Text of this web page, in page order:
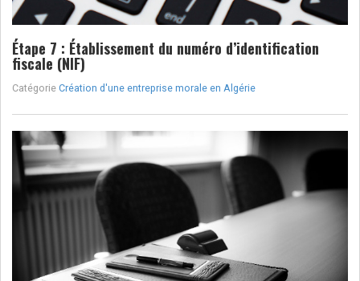
Étape 7 : Établissement du numéro d’identification
fiscale (NIF)
Catégorie Création d'une entreprise morale en Algérie